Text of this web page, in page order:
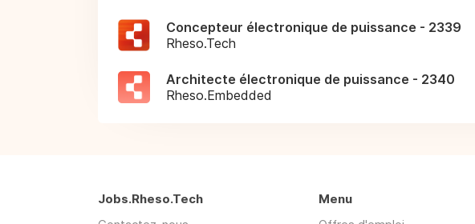
Concepteur électronique de puissance - 2339
Rheso.Tech
Architecte électronique de puissance - 2340
Rheso.Embedded
Jobs.Rheso.Tech
Menu